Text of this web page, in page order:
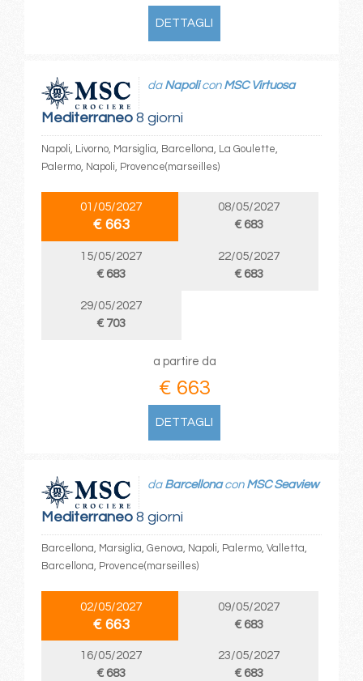
DETTAGLI
Mediterraneo8 giorni
da Napolicon MSC Virtuosa
Napoli, Livorno, Marsiglia, Barcellona, La Goulette,
Palermo, Napoli, Provence(marseilles)
01/05/2027
€ 663
08/05/2027
€ 683
15/05/2027
€ 683
22/05/2027
€ 683
29/05/2027
€ 703
a partire da
€ 663
DETTAGLI
Mediterraneo8 giorni
da Barcellonacon MSC Seaview
Barcellona, Marsiglia, Genova, Napoli, Palermo, Valletta,
Barcellona, Provence(marseilles)
02/05/2027
€ 663
09/05/2027
€ 683
16/05/2027
€ 683
23/05/2027
€ 683